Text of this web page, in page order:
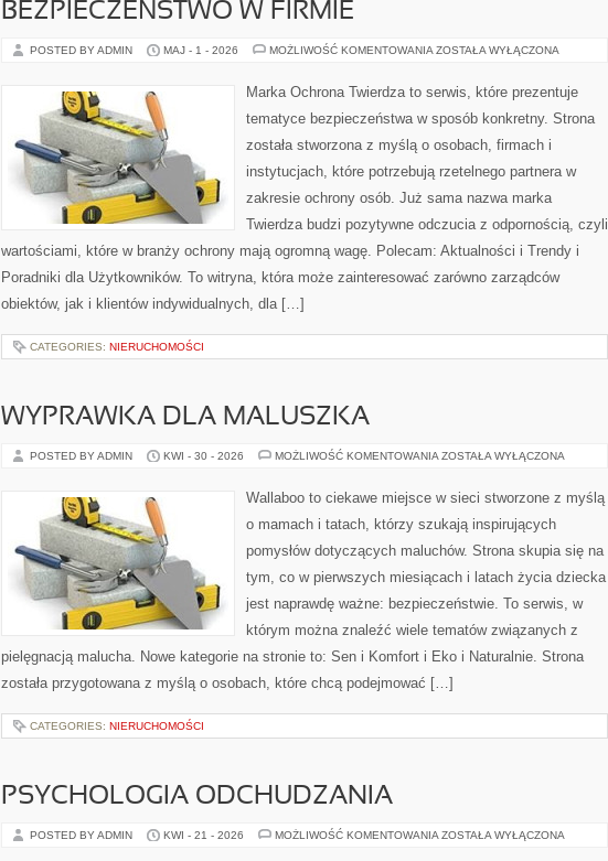
BEZPIECZEŃSTWO W FIRMIE
POSTED BY ADMIN MAJ - 1 - 2026 MOŻLIWOŚĆ KOMENTOWANIA BEZPIECZEŃSTWO
ZOSTAŁA WYŁĄCZONA
Marka Ochrona Twierdza to serwis, które prezentuje
tematyce bezpieczeństwa w sposób konkretny. Strona
została stworzona z myślą o osobach, firmach i
instytucjach, które potrzebują rzetelnego partnera w
zakresie ochrony osób. Już sama nazwa marka
Twierdza budzi pozytywne odczucia z odpornością, czyli
wartościami, które w branży ochrony mają ogromną wagę. Polecam: Aktualności i Trendy i
Poradniki dla Użytkowników. To witryna, która może zainteresować zarówno zarządców
obiektów, jak i klientów indywidualnych, dla […]
CATEGORIES: NIERUCHOMOŚCI
WYPRAWKA DLA MALUSZKA
POSTED BY ADMIN KWI - 30 - 2026 MOŻLIWOŚĆ KOMENTOWANIA WYPRAWKA
ZOSTAŁA WYŁĄCZONA
Wallaboo to ciekawe miejsce w sieci stworzone z myślą
o mamach i tatach, którzy szukają inspirujących
pomysłów dotyczących maluchów. Strona skupia się na
tym, co w pierwszych miesiącach i latach życia dziecka
jest naprawdę ważne: bezpieczeństwie. To serwis, w
którym można znaleźć wiele tematów związanych z
pielęgnacją malucha. Nowe kategorie na stronie to: Sen i Komfort i Eko i Naturalnie. Strona
została przygotowana z myślą o osobach, które chcą podejmować […]
CATEGORIES: NIERUCHOMOŚCI
PSYCHOLOGIA ODCHUDZANIA
POSTED BY ADMIN KWI - 21 - 2026 MOŻLIWOŚĆ KOMENTOWANIA PSYCHOLOGIA
ZOSTAŁA WYŁĄCZONA